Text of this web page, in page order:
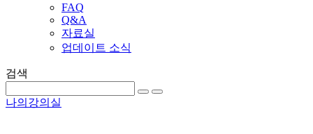
FAQ
Q&A
자료실
업데이트 소식
검색
나의강의실